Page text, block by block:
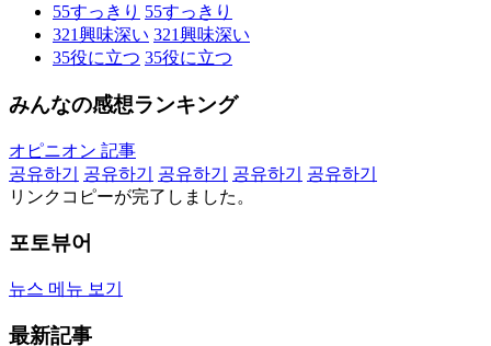
55すっきり 55すっきり
321興味深い 321興味深い
35役に立つ 35役に立つ
みんなの感想ランキング
オピニオン 記事
공유하기
공유하기 공유하기 공유하기
공유하기
リンクコピーが完了しました。
포토뷰어
뉴스 메뉴 보기
最新記事